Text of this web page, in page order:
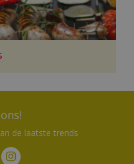
de laatste trends